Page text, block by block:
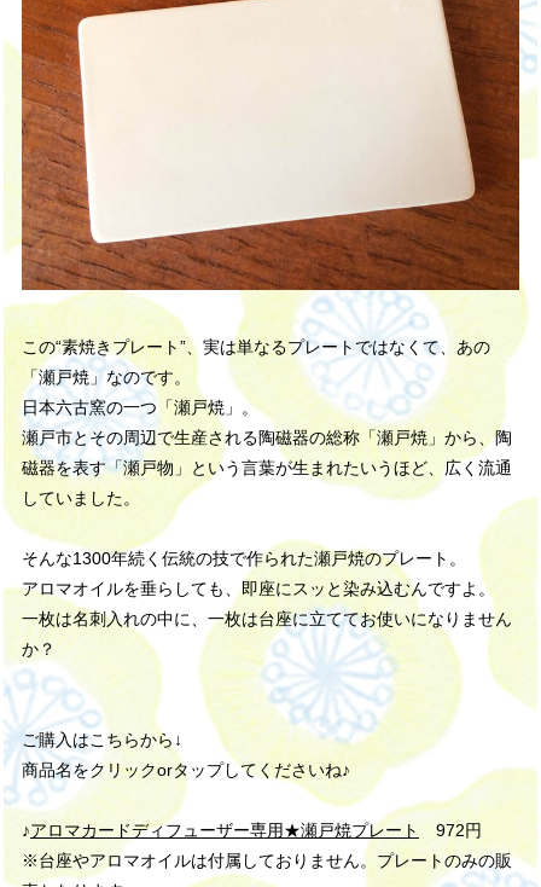
この“素焼きプレート”、実は単なるプレートではなくて、あの
「瀬戸焼」なのです。
日本六古窯の一つ「瀬戸焼」。
瀬戸市とその周辺で生産される陶磁器の総称「瀬戸焼」から、陶
磁器を表す「瀬戸物」という言葉が生まれたいうほど、広く流通
していました。
そんな1300年続く伝統の技で作られた瀬戸焼のプレート。
アロマオイルを垂らしても、即座にスッと染み込むんですよ。
一枚は名刺入れの中に、一枚は台座に立ててお使いになりません
か？
ご購入はこちらから↓
商品名をクリックorタップしてくださいね♪
♪アロマカードディフューザー専用★瀬戸焼プレート
972円
※台座やアロマオイルは付属しておりません。プレートのみの販